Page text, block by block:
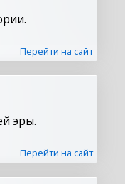
Перейти на сайт
эры.
Перейти на сайт